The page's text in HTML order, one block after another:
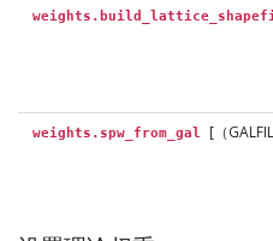
weights.spw_from_gal [（